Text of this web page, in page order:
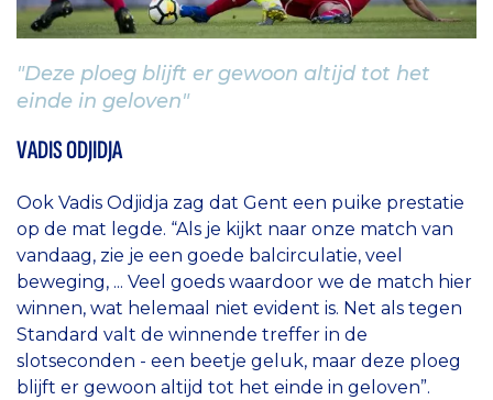
"Deze ploeg blijft er gewoon altijd tot het
einde in geloven"
VADIS ODJIDJA
Ook Vadis Odjidja zag dat Gent een puike prestatie
op de mat legde. “Als je kijkt naar onze match van
vandaag, zie je een goede balcirculatie, veel
beweging, ... Veel goeds waardoor we de match hier
winnen, wat helemaal niet evident is. Net als tegen
Standard valt de winnende treffer in de
slotseconden - een beetje geluk, maar deze ploeg
blijft er gewoon altijd tot het einde in geloven”.